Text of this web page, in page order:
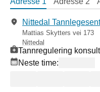
Nittedal
Mattias Skytters vei 173
Nittedal
Tannregulering
Neste time: